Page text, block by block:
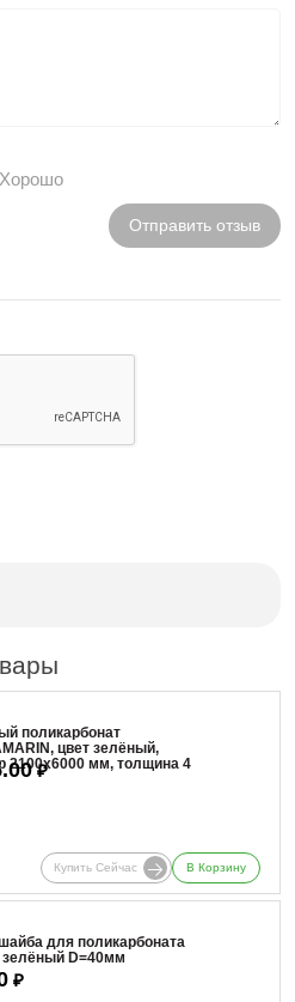
Хорошо
Отправить отзыв
поликарбонат
цвет зелёный,
2100x6000 мм, толщина 4
₽
Купить Сейчас В Корзину
для поликарбоната
D=40мм
₽